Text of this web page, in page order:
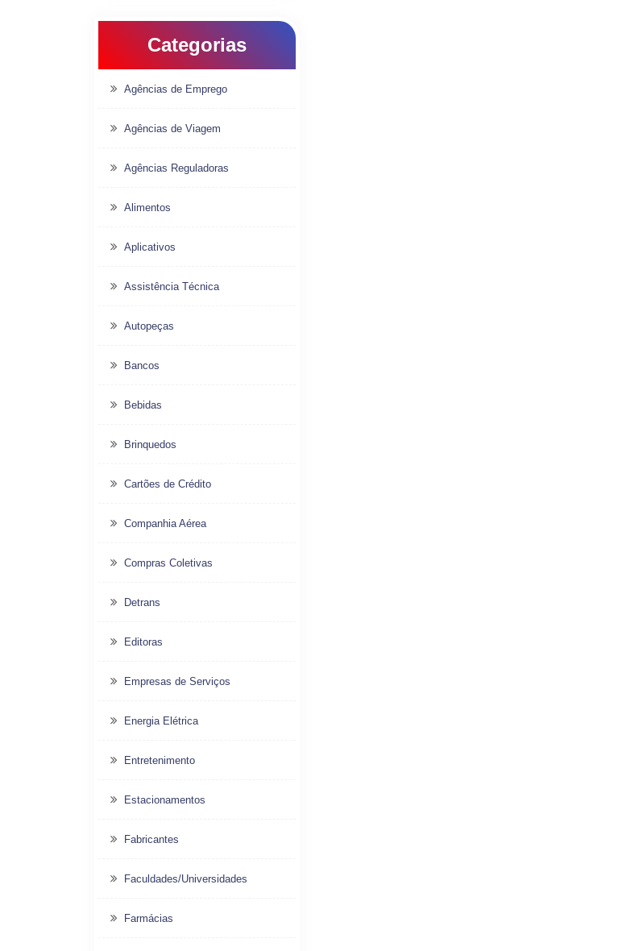
Categorias
Agências de Emprego
Agências de Viagem
Agências Reguladoras
Alimentos
Aplicativos
Assistência Técnica
Autopeças
Bancos
Bebidas
Brinquedos
Cartões de Crédito
Companhia Aérea
Compras Coletivas
Detrans
Editoras
Empresas de Serviços
Energia Elétrica
Entretenimento
Estacionamentos
Fabricantes
Faculdades/Universidades
Farmácias